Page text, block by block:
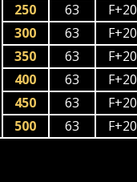
250
63 F+20
300
63 F+20
350
63 F+20
400
63 F+20
450
63 F+20
500
63 F+20